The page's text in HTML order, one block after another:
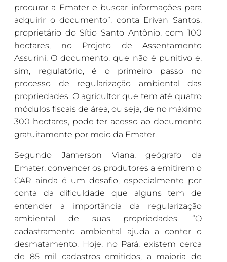
procurar a Emater e buscar informações para
adquirir o documento”, conta Erivan Santos,
proprietário do Sítio Santo Antônio, com 100
hectares, no Projeto de Assentamento
Assurini. O documento, que não é punitivo e,
sim, regulatório, é o primeiro passo no
processo de regularização ambiental das
propriedades. O agricultor que tem até quatro
módulos fiscais de área, ou seja, de no máximo
300 hectares, pode ter acesso ao documento
gratuitamente por meio da Emater.
Segundo Jamerson Viana, geógrafo da
Emater, convencer os produtores a emitirem o
CAR ainda é um desafio, especialmente por
conta da dificuldade que alguns tem de
entender a importância da regularização
ambiental de suas propriedades. “O
cadastramento ambiental ajuda a conter o
desmatamento. Hoje, no Pará, existem cerca
de 85 mil cadastros emitidos, a maioria de